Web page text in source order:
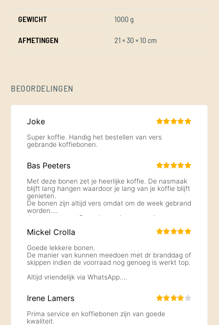
GEWICHT 1000 g
AFMETINGEN 21 × 30 × 10 cm
BEOORDELINGEN